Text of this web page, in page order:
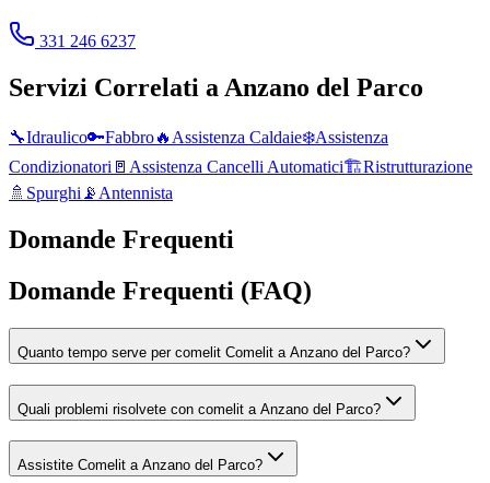
331 246 6237
Servizi Correlati aAnzano del Parco
🔧Idraulico🔑Fabbro🔥 Assistenza Caldaie❄️Assistenza
Condizionatori 🚪 Assistenza Cancelli Automatici🏗️Ristrutturazione
🚿 Spurghi 📡 Antennista
Domande Frequenti
Domande Frequenti (FAQ)
Quanto tempo serve per comelit Comelit a Anzano del Parco?
Quali problemi risolvete con comelit a Anzano del Parco?
Assistite Comelit a Anzano del Parco?